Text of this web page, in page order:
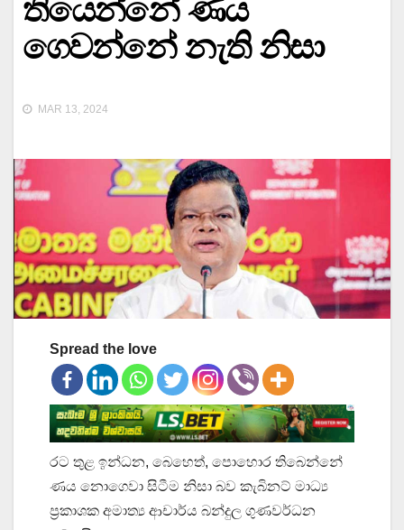
තියෙන්නේ ණය
ගෙවන්නේ නැති නිසා
MAR 13, 2024
Spread the love
රට තුළ ඉන්ධන, බෙහෙත්, පොහොර තිබෙන්නේ
ණය නොගෙවා සිටීම නිසා බව කැබිනට් මාධ්‍ය
ප්‍රකාශක අමාත්‍ය ආචාර්ය බන්දුල ගුණවර්ධන